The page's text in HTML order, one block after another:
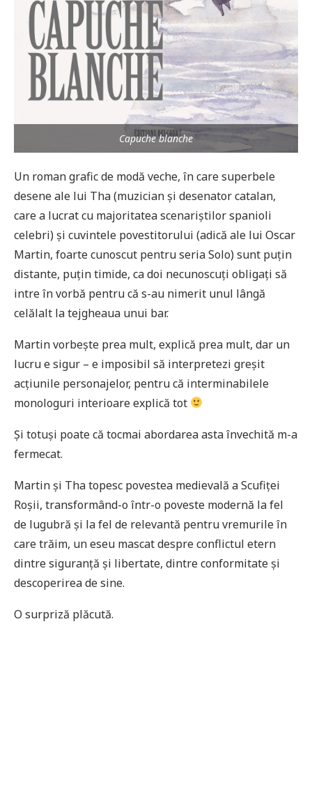
Capuche blanche
Un roman grafic de modă veche, în care superbele
desene ale lui Tha (muzician și desenator catalan,
care a lucrat cu majoritatea scenariștilor spanioli
celebri) și cuvintele povestitorului (adică ale lui Oscar
Martin, foarte cunoscut pentru seria Solo) sunt puțin
distante, puțin timide, ca doi necunoscuți obligați să
intre în vorbă pentru că s-au nimerit unul lângă
celălalt la tejgheaua unui bar.
Martin vorbește prea mult, explică prea mult, dar un
lucru e sigur – e imposibil să interpretezi greșit
acțiunile personajelor, pentru că interminabilele
monologuri interioare explică tot
Și totuși poate că tocmai abordarea asta învechită m-a
fermecat.
Martin și Tha topesc povestea medievală a Scufiței
Roșii, transformând-o într-o poveste modernă la fel
de lugubră și la fel de relevantă pentru vremurile în
care trăim, un eseu mascat despre conflictul etern
dintre siguranță și libertate, dintre conformitate și
descoperirea de sine.
O surpriză plăcută.